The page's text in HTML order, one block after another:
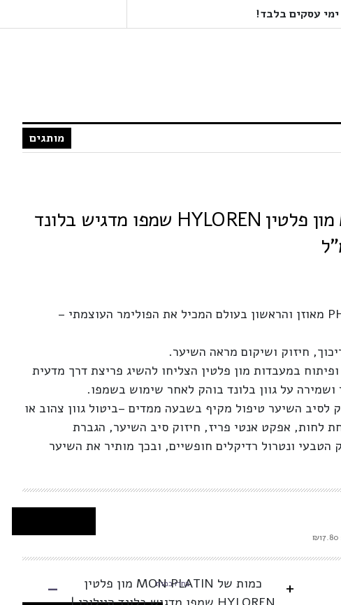
מותגים
MON PLATIN מון פלטין HYLOREN שמפו מדגיש בלונד
שמפו הי-לורן , בעל PH מאוזן והראשון בעולם המכיל את הפולימר העוצמתי –
חיזוק ושיקום מראה השיער.
במעבדות מון פלטין הצליחו להשיג פריצת דרך מדעית
על גוון בלונד בוהק לאחר שימוש בשמפו.
לסיב השיער טיפול מקיף בשבעה ממדים –ביטול גוון צהוב או
לחות, אפקט אנטי פריז, חיזוק סיב השיער, הגברת
ונטרול רדיקלים חופשיים, ובכך מותיר את השיער
+
כמות של MON PLATIN מון פלטין
בחרו כמות -